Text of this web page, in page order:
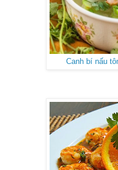
Canh bí nấu